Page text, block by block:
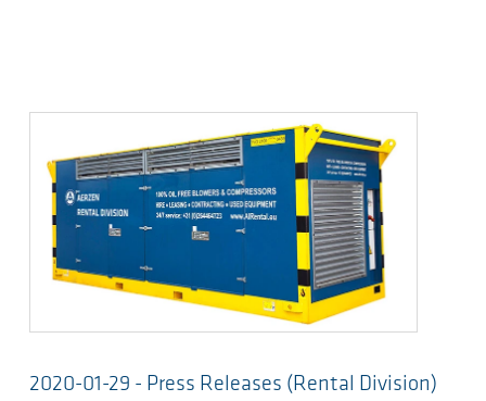
2020-01-29 - Press Releases (Rental Division)